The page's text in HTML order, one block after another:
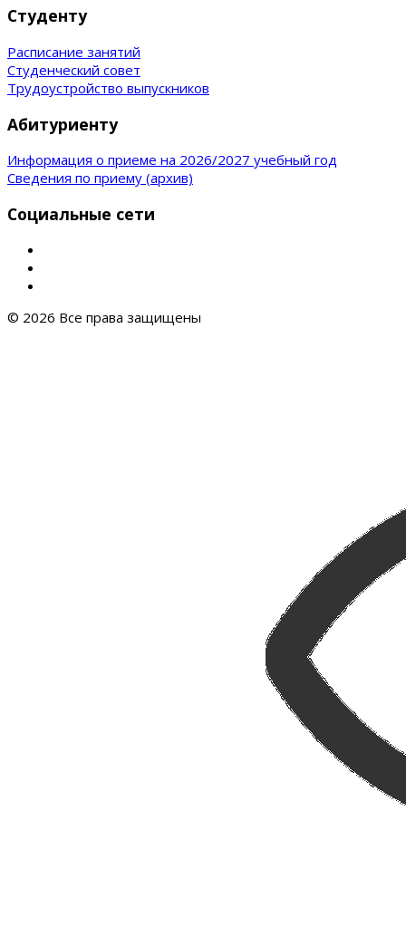
Студенту
Расписание занятий
Студенческий совет
Трудоустройство выпускников
Абитуриенту
Информация о приеме на 2026/2027 учебный год
Сведения по приему (архив)
Социальные сети
© 2026 Все права защищены